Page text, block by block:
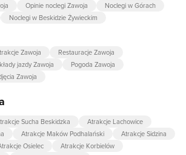
Opinie noclegi Zawoja
Noclegi w Górach
Noclegi w Beskidzie Żywieckim
Zawoja
Restauracje Zawoja
jazdy Zawoja
Pogoda Zawoja
Zawoja
Sucha Beskidzka
Atrakcje Lachowice
Atrakcje Maków Podhalański
Atrakcje Sidzina
Osielec
Atrakcje Korbielów